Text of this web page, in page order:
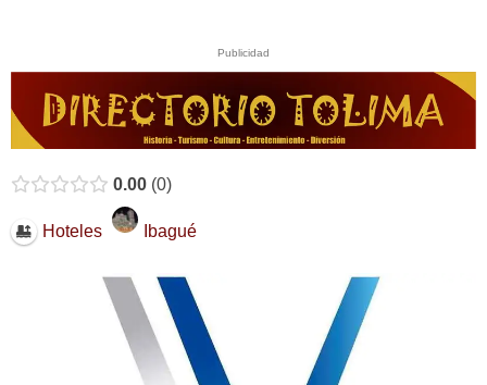
Publicidad
0.00 0
Hoteles Ibagué